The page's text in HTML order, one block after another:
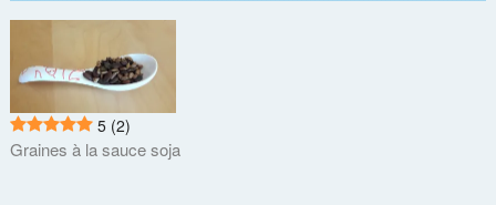
5 (2)
Graines à la sauce soja